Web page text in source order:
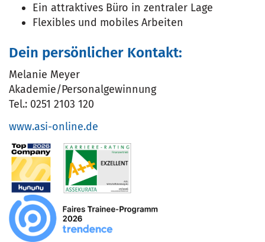
Ein attraktives Büro in zentraler Lage
Flexibles und mobiles Arbeiten
Dein persönlicher Kontakt:
Melanie Meyer
Akademie/Personalgewinnung
Tel.: 0251 2103 120
www.asi-online.de